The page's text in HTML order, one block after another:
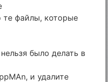
те файлы, которые
было делать в
и удалите